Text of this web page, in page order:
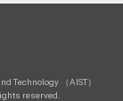
Technology （AIST）
reserved.